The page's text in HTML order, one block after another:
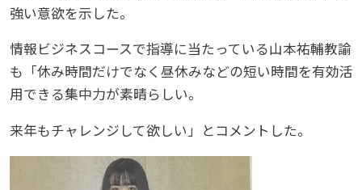
強い意欲を示した。
情報ビジネスコースで指導に当たっている山本祐輔教諭
も「休み時間だけでなく昼休みなどの短い時間を有効活
用できる集中力が素晴らしい。
来年もチャレンジして欲しい」とコメントした。